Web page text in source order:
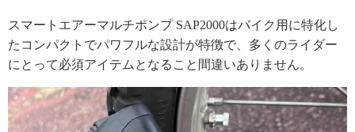
スマートエアーマルチポンプ SAP2000はバイク用に特化し
たコンパクトでパワフルな設計が特徴で、多くのライダー
にとって必須アイテムとなること間違いありません。